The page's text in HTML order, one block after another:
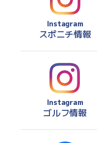
Instagram
スポニチ情報
Instagram
ゴルフ情報